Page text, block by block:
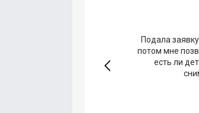
Подала
потом мне
есть ли